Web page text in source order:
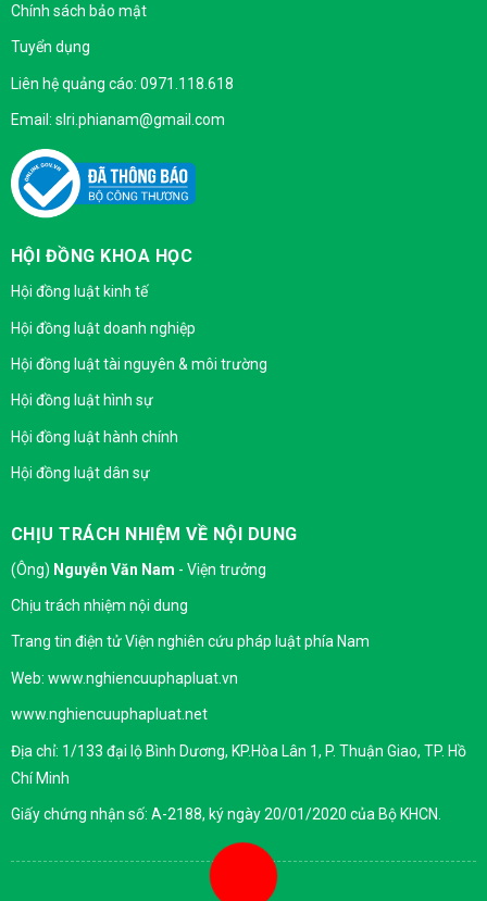
Chính sách bảo mật
Tuyển dụng
Liên hệ quảng cáo: 0971.118.618
Email: slri.phianam@gmail.com
HỘI ĐỒNG KHOA HỌC
Hội đồng luật kinh tế
Hội đồng luật doanh nghiệp
Hội đồng luật tài nguyên & môi trường
Hội đồng luật hình sự
Hội đồng luật hành chính
Hội đồng luật dân sự
CHỊU TRÁCH NHIỆM VỀ NỘI DUNG
(Ông) Nguyễn Văn Nam - Viện trưởng
Chịu trách nhiệm nội dung
Trang tin điện tử Viện nghiên cứu pháp luật phía Nam
Web: www.nghiencuuphapluat.vn
www.nghiencuuphapluat.net
Địa chỉ: 1/133 đại lộ Bình Dương, KP.Hòa Lân 1, P. Thuận Giao, TP. Hồ
Chí Minh
Giấy chứng nhận số: A-2188, ký ngày 20/01/2020 của Bộ KHCN.